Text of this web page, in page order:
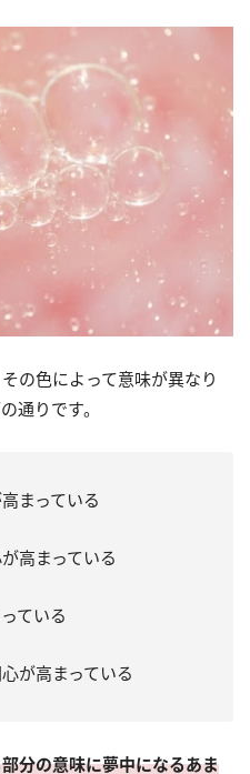
の色によって意味が異なり
通りです。
まっている
高まっている
ている
が高まっている
分の意味に夢中になるあま